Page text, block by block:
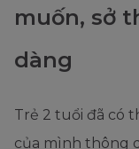
muốn, sở
dàng
Trẻ 2 tuổi đã có
của mình thông